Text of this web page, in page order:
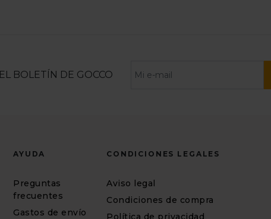
EL BOLETÍN DE GOCCO
AYUDA
Preguntas
frecuentes
Gastos de envío
CONDICIONES LEGALES
Aviso legal
Condiciones de compra
Política de privacidad